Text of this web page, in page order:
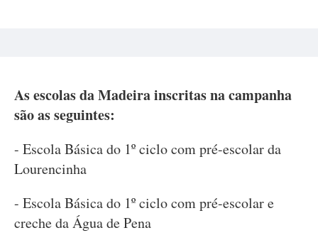
As escolas da Madeira inscritas na campanha
são as seguintes:
- Escola Básica do 1º ciclo com pré-escolar da
Lourencinha
- Escola Básica do 1º ciclo com pré-escolar e
creche da Água de Pena